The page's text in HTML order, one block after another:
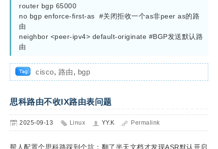
router bgp 65000
no bgp enforce-first-as  #关闭拒收一个as非peer as的路
由
neighbor <peer-ipv4> default-originate #BGP发送默认路
cisco, 路由, bgp
思科路由不收IX路由表问题
2025-09-13 Linux YY.K Permalink
帮人配置个思科路踩到个坑：翻了半天文档才发现ASR默认开启